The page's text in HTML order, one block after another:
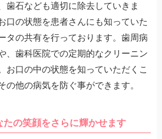
歯石なども適切に除去していきま
口の状態を患者さんにも知っていた
タの共有を行っております。歯周病
、歯科医院での定期的なクリーニン
お口の中の状態を知っていただくこ
の他の病気を防ぐ事ができます。
の笑顔をさらに輝かせます